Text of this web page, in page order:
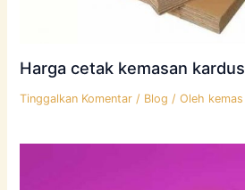
Harga cetak kemasan kardus
Tinggalkan Komentar / Blog / Oleh kemas